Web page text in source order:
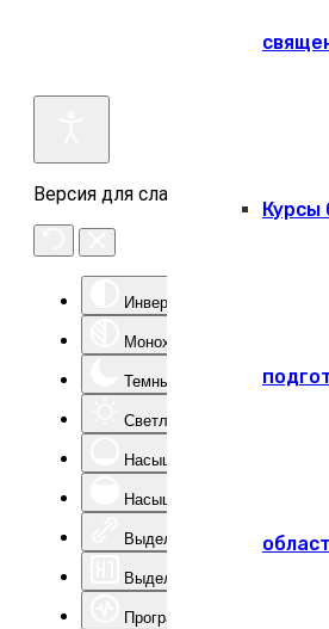
Версия для слабовидящих
Инверсия цвета
Монохром
Темный контраст
Светлый контраст
Насыщенность -
Насыщенность +
Выделить ссылки
Выделить заголовки
Программа для чтения с
Курсы